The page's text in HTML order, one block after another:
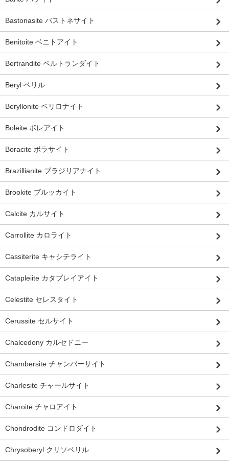
Bastonasite バストネサイト
Benitoite ベニトアイト
Bertrandite ベルトランダイト
Beryl ベリル
Beryllonite ベリロナイト
Boleite ボレアイト
Boracite ボラサイト
Brazillianite ブラジリアナイト
Brookite ブルッカイト
Calcite カルサイト
Carrollite カロライト
Cassiterite キャシテライト
Catapleiite カタプレイアイト
Celestite セレスタイト
Cerussite セルサイト
Chalcedony カルセドニー
Chambersite チャンバーサイト
Charlesite チャールサイト
Charoite チャロアイト
Chondrodite コンドロダイト
Chrysoberyl クリソベリル